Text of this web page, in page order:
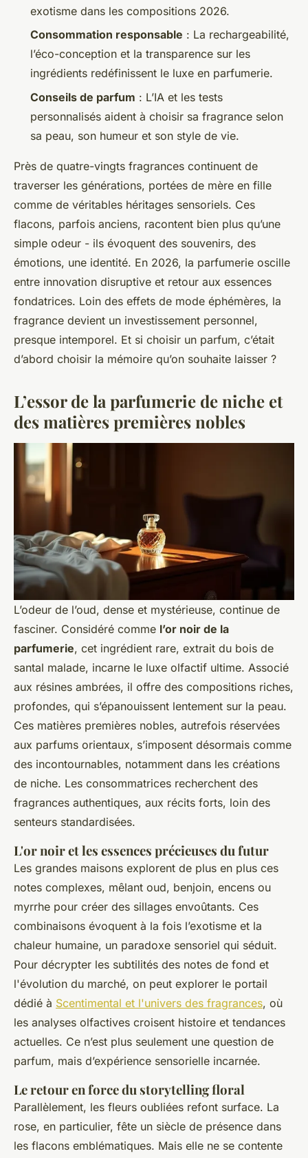
exotisme dans les compositions 2026.
Consommation responsable : La rechargeabilité,
l’éco-conception et la transparence sur les
ingrédients redéfinissent le luxe en parfumerie.
Conseils de parfum : L’IA et les tests
personnalisés aident à choisir sa fragrance selon
sa peau, son humeur et son style de vie.
Près de quatre-vingts fragrances continuent de
traverser les générations, portées de mère en fille
comme de véritables héritages sensoriels. Ces
flacons, parfois anciens, racontent bien plus qu’une
simple odeur - ils évoquent des souvenirs, des
émotions, une identité. En 2026, la parfumerie oscille
entre innovation disruptive et retour aux essences
fondatrices. Loin des effets de mode éphémères, la
fragrance devient un investissement personnel,
presque intemporel. Et si choisir un parfum, c’était
d’abord choisir la mémoire qu’on souhaite laisser ?
L’essor de la parfumerie de niche et
des matières premières nobles
L’odeur de l’oud, dense et mystérieuse, continue de
fasciner. Considéré comme l’or noir de la
parfumerie, cet ingrédient rare, extrait du bois de
santal malade, incarne le luxe olfactif ultime. Associé
aux résines ambrées, il offre des compositions riches,
profondes, qui s’épanouissent lentement sur la peau.
Ces matières premières nobles, autrefois réservées
aux parfums orientaux, s’imposent désormais comme
des incontournables, notamment dans les créations
de niche. Les consommatrices recherchent des
fragrances authentiques, aux récits forts, loin des
senteurs standardisées.
L'or noir et les essences précieuses du futur
Les grandes maisons explorent de plus en plus ces
notes complexes, mêlant oud, benjoin, encens ou
myrrhe pour créer des sillages envoûtants. Ces
combinaisons évoquent à la fois l’exotisme et la
chaleur humaine, un paradoxe sensoriel qui séduit.
Pour décrypter les subtilités des notes de fond et
l'évolution du marché, on peut explorer le portail
dédié à Scentimental et l'univers des fragrances, où
les analyses olfactives croisent histoire et tendances
actuelles. Ce n’est plus seulement une question de
parfum, mais d’expérience sensorielle incarnée.
Le retour en force du storytelling floral
Parallèlement, les fleurs oubliées refont surface. La
rose, en particulier, fête un siècle de présence dans
les flacons emblématiques. Mais elle ne se contente